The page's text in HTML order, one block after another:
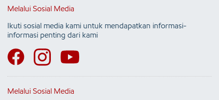
Melalui Sosial Media
Ikuti sosial media kami untuk mendapatkan informasi-
informasi penting dari kami
Melalui Sosial Media